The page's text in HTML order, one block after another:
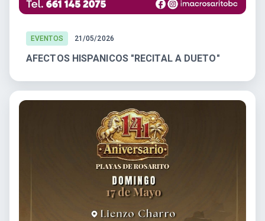
EVENTOS 21/05/2026
AFECTOS HISPANICOS "RECITAL A DUETO"